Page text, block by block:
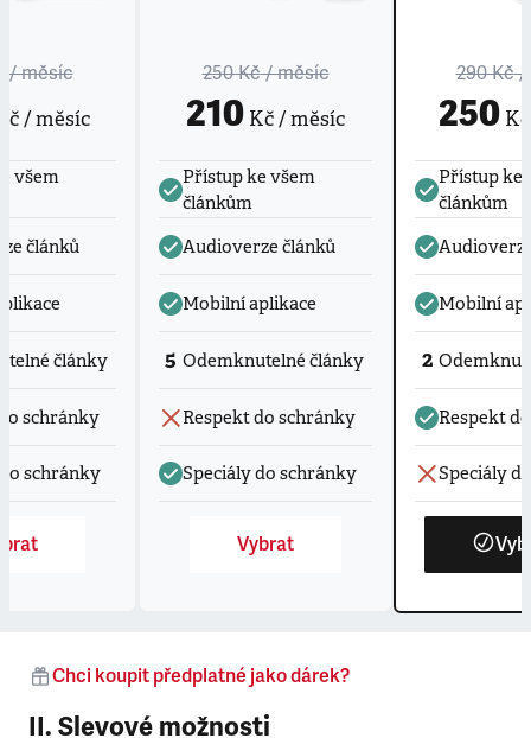
/ měsíc
/ měsíc
všem
článků
články
schránky
schránky
250 Kč/ měsíc
210 Kč / měsíc
Přístup ke všem
článkům
Audioverze článků
Mobilní aplikace
5 Odemknutelné články
Respekt do schránky
Speciály do schránky
Vybrat
290 Kč/
250Kč
Přístup ke
článkům
Mobilní
2
Respekt
Speciály
Chci koupit předplatné jako dárek?
II. Slevové možnosti